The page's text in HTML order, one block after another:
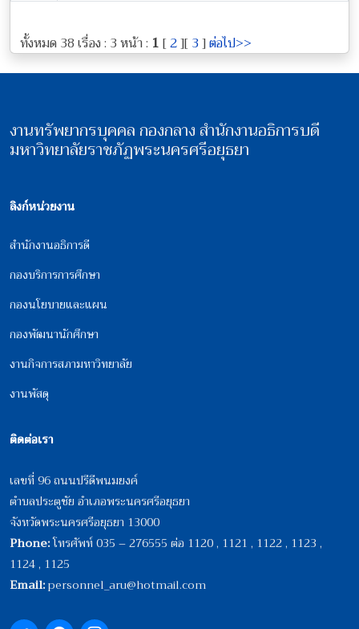
ทั้งหมด 38 เรื่อง : 3 หน้า : 1[2][3]ต่อไป>>
งานทรัพยากรบุคคล กองกลาง สำนักงานอธิการบดี
มหาวิทยาลัยราชภัฏพระนครศรีอยุธยา
ลิงก์หน่วยงาน
สำนักงานอธิการดี
กองบริการการศึกษา
กองนโยบายและแผน
กองพัฒนานักศึกษา
งานกิจการสภามหาวิทยาลัย
งานพัสดุ
ติดต่อเรา
เลขที่ 96 ถนนปรีดีพนมยงค์
ตำบลประตูชัย อำเภอพระนครศรีอยุธยา
จังหวัดพระนครศรีอยุธยา 13000
Phone:โทรศัพท์ 035 – 276555 ต่อ 1120 , 1121 , 1122 , 1123 ,
1124 , 1125
Email:personnel_aru@hotmail.com